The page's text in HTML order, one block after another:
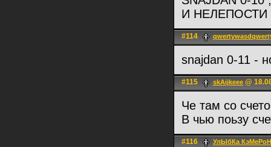
И НЕЛЕПОСТИ
#114
snajdan 0-11 -
#115 skAijkeee @
Че там со
В чью поьзу
#116 УлЫбКа